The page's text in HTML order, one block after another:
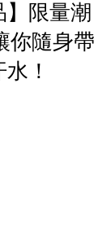
限量潮
你隨身帶
！